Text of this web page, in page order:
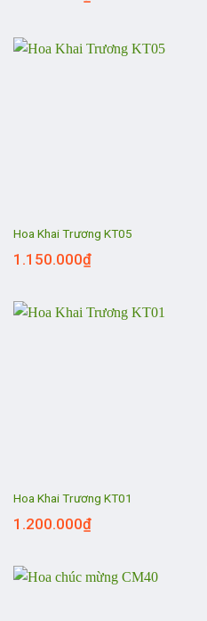
Hoa Khai Trương KT05
1.150.000₫
Hoa Khai Trương KT01
1.200.000₫